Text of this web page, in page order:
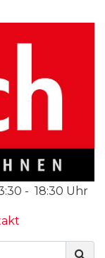
- 18:30 Uhr